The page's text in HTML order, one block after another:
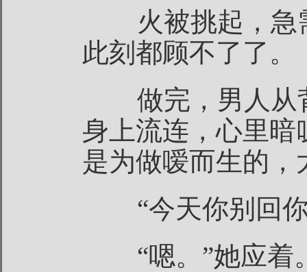
火被挑起，急
此刻都顾不了了。
做完，男人从
身上流连，心里暗
是为做嗳而生的，
“今天你别回你
“嗯。”她应着